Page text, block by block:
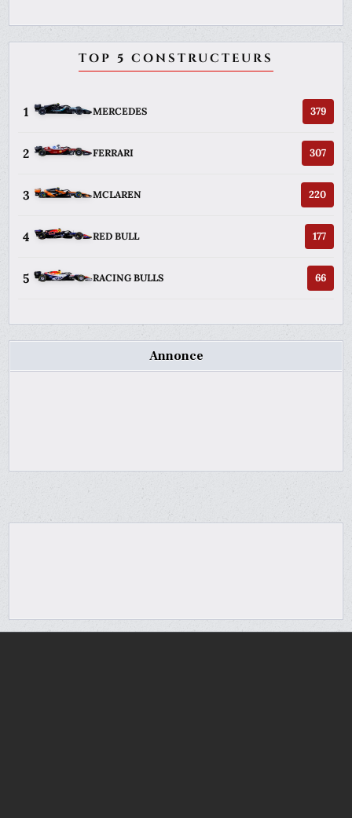
TOP 5 CONSTRUCTEURS
1 MERCEDES 379
2 FERRARI 307
3 MCLAREN 220
4 RED BULL 177
5 RACING BULLS 66
Annonce